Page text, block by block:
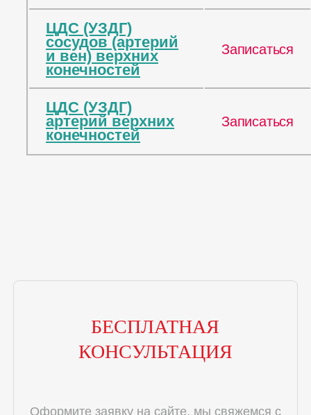
ЦДС (УЗДГ)
сосудов (артерий
и вен) верхних
конечностей
Записаться
ЦДС (УЗДГ)
артерий верхних
конечностей
Записаться
БЕСПЛАТНАЯ
КОНСУЛЬТАЦИЯ
Оформите заявку на сайте, мы свяжемся с